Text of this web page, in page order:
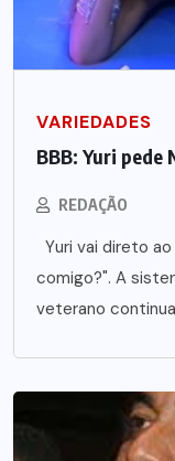
VARIEDADES
BBB: Yuri
REDAÇÃO
Yuri vai direto
comigo?". A
veterano